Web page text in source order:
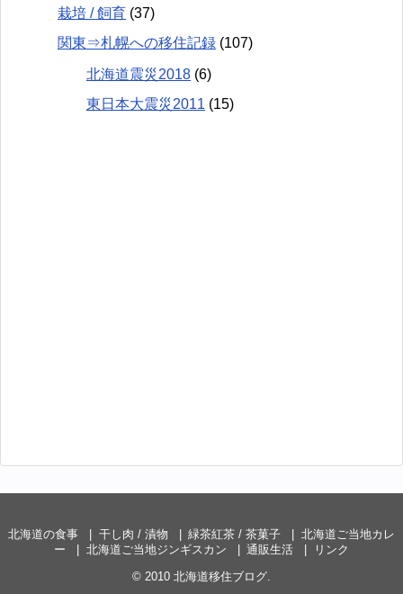
栽培 / 飼育 (37)
関東⇒札幌への移住記録 (107)
北海道震災2018 (6)
東日本大震災2011 (15)
北海道の食事 干し肉 / 漬物 緑茶紅茶 / 茶菓子
北海道ご当地カレ
ー
北海道ご当地ジンギスカン 通販生活
リンク
© 2010 北海道移住ブログ